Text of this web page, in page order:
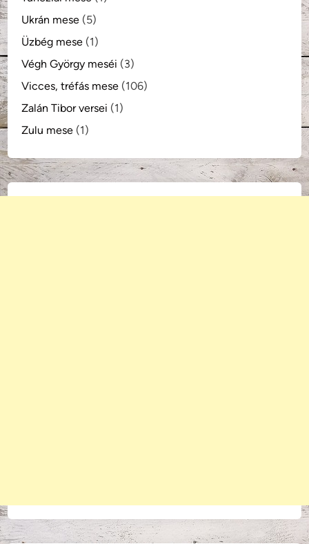
Ukrán mese (5)
Üzbég mese (1)
Végh György meséi (3)
Vicces, tréfás mese (106)
Zalán Tibor versei (1)
Zulu mese (1)